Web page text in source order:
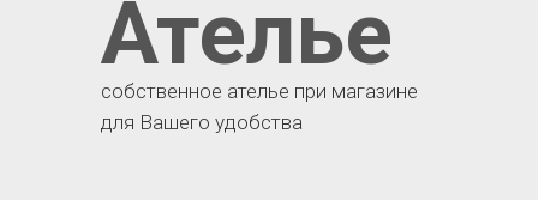
Ателье
собственное ателье при магазине
для Вашего удобства